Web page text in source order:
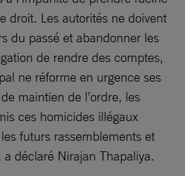
droit. Les autorités ne doivent
du passé et abandonner les
de rendre des comptes,
ne réforme en urgence ses
maintien de l’ordre, les
ces homicides illégaux
futurs rassemblements et
déclaré Nirajan Thapaliya.